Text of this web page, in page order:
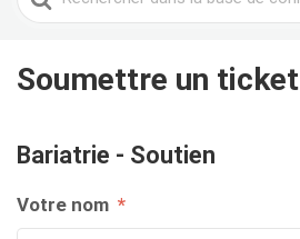
Soumettre un ticket
Bariatrie - Soutien
Votre nom *